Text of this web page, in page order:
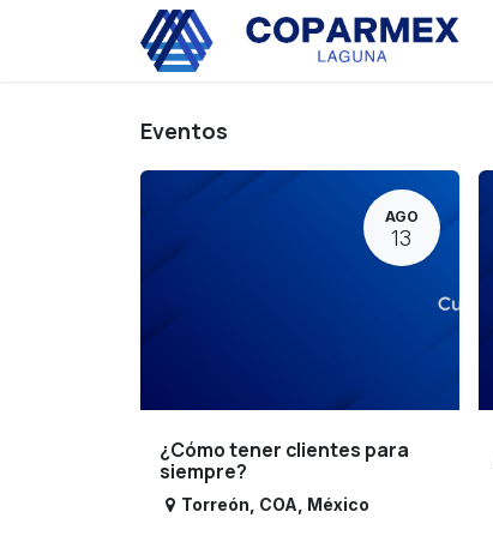
Eventos
AGO
13
¿Cómo tener clientes para
siempre?
Torreón COA México